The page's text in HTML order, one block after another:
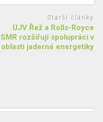
Starší články
ÚJV Řež a Rolls-Royce
SMR rozšiřují spolupráci v
oblasti jaderné energetiky